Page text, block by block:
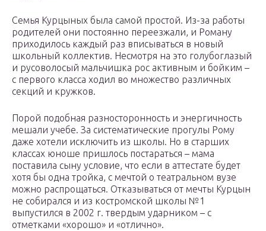
Семья Курцыных была самой простой. Из-за работы
родителей они постоянно переезжали, и Роману
приходилось каждый раз вписываться в новый
школьный коллектив. Несмотря на это голубоглазый
и русоволосый мальчишка рос активным и бойким –
с первого класса ходил во множество различных
секций и кружков.
Порой подобная разносторонность и энергичность
мешали учебе. За систематические прогулы Рому
даже хотели исключить из школы. Но в старших
классах юноше пришлось постараться – мама
поставила сыну условие, что если в аттестате будет
хотя бы одна тройка, с мечтой о театральном вузе
можно распрощаться. Отказываться от мечты Курцын
не собирался и из костромской школы №1
выпустился в 2002 г. твердым ударником – с
отметками «хорошо» и «отлично».